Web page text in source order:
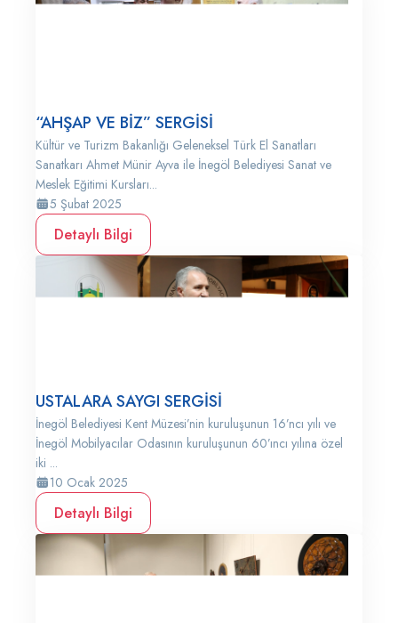
“AHŞAP VE BİZ” SERGİSİ
Kültür ve Turizm Bakanlığı Geleneksel Türk El Sanatları
Sanatkarı Ahmet Münir Ayva ile İnegöl Belediyesi Sanat ve
Meslek Eğitimi Kursları...
5 Şubat 2025
Detaylı Bilgi
USTALARA SAYGI SERGİSİ
İnegöl Belediyesi Kent Müzesi’nin kuruluşunun 16’ncı yılı ve
İnegöl Mobilyacılar Odasının kuruluşunun 60’ıncı yılına özel
iki ...
10 Ocak 2025
Detaylı Bilgi